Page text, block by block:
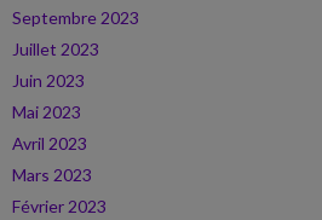
Septembre 2023
Juillet 2023
Juin 2023
Mai 2023
Avril 2023
Mars 2023
Février 2023